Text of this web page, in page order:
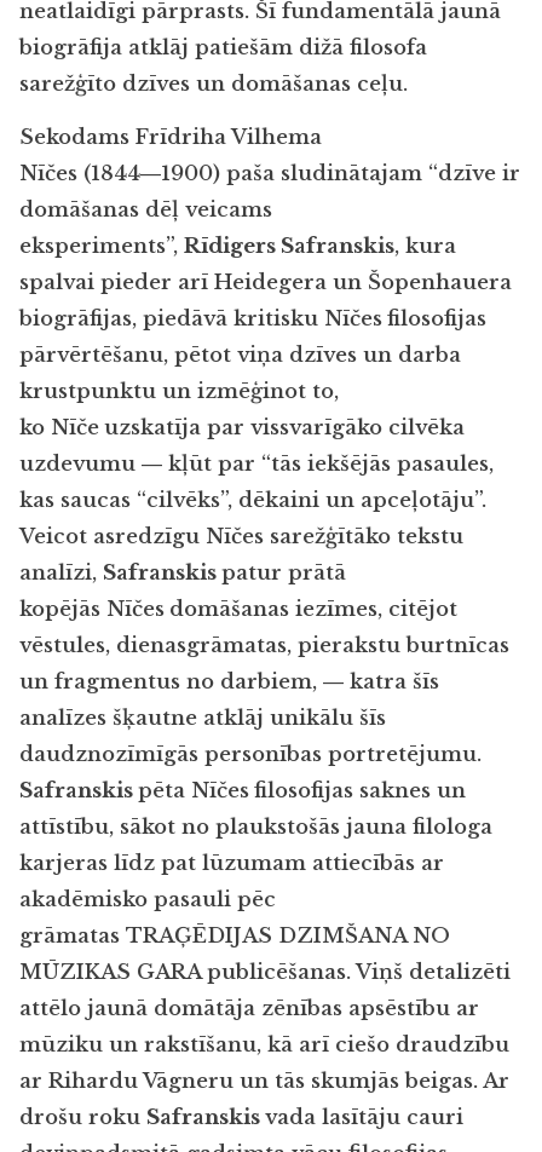
neatlaidīgi pārprasts. Šī fundamentālā jaunā
biogrāfija atklāj patiešām dižā filosofa
sarežģīto dzīves un domāšanas ceļu.
Sekodams Frīdriha Vilhema
Nīčes (1844―1900) paša sludinātajam “dzīve ir
domāšanas dēļ veicams
eksperiments”, Rīdigers Safranskis, kura
spalvai pieder arī Heidegera un Šopenhauera
biogrāfijas, piedāvā kritisku Nīčesfilosofijas
pārvērtēšanu, pētot viņa dzīves un darba
krustpunktu un izmēģinot to,
ko Nīčeuzskatīja par vissvarīgāko cilvēka
uzdevumu ― kļūt par “tās iekšējās pasaules,
kas saucas “cilvēks”, dēkaini un apceļotāju”.
Veicot asredzīgu Nīčes sarežģītāko tekstu
analīzi, Safranskispatur prātā
kopējās Nīčes domāšanas iezīmes, citējot
vēstules, dienasgrāmatas, pierakstu burtnīcas
un fragmentus no darbiem, ― katra šīs
analīzes šķautne atklāj unikālu šīs
daudznozīmīgās personības portretējumu.
Safranskispēta Nīčesfilosofijas saknes un
attīstību, sākot no plaukstošās jauna filologa
karjeras līdz pat lūzumam attiecībās ar
akadēmisko pasauli pēc
grāmatas TRAĢĒDIJAS DZIMŠANA NO
MŪZIKAS GARApublicēšanas. Viņš detalizēti
attēlo jaunā domātāja zēnības apsēstību ar
mūziku un rakstīšanu, kā arī ciešo draudzību
ar Rihardu Vāgneru un tās skumjās beigas. Ar
drošu roku Safranskisvada lasītāju cauri